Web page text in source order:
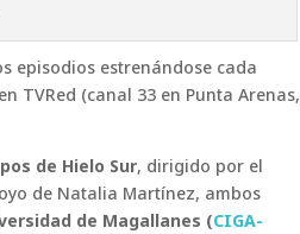
episodios estrenándose cada
TVRed (canal 33 en Punta Arenas,
de Hielo Sur, dirigido por el
de Natalia Martínez, ambos
de Magallanes (CIGA-